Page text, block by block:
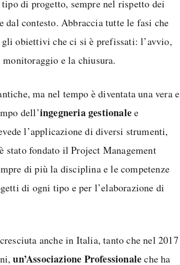
di progetto, sempre nel rispetto dei
contesto. Abbraccia tutte le fasi che
obiettivi che ci si è prefissati: l’avvio,
e la chiusura.
ma nel tempo è diventata una vera e
dell’ingegneria gestionalee
l’applicazione di diversi strumenti,
stato fondato il Project Management
di più la disciplina e le competenze
di ogni tipo e per l’elaborazione di
anche in Italia, tanto che nel 2017
un’Associazione Professionaleche ha